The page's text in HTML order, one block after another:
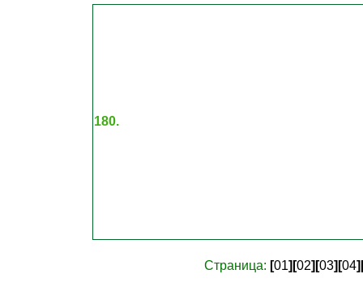
180.
Страница: [01] [02] [03] [04]